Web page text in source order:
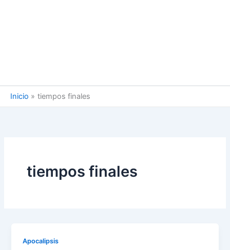
Inicio tiempos finales
tiempos finales
Apocalipsis